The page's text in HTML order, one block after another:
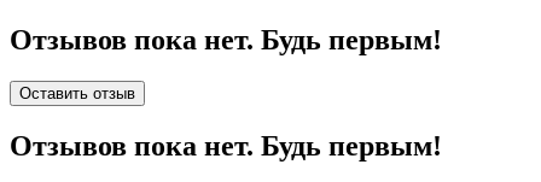
Отзывов пока нет. Будь первым!
Оставить отзыв
Отзывов пока нет. Будь первым!